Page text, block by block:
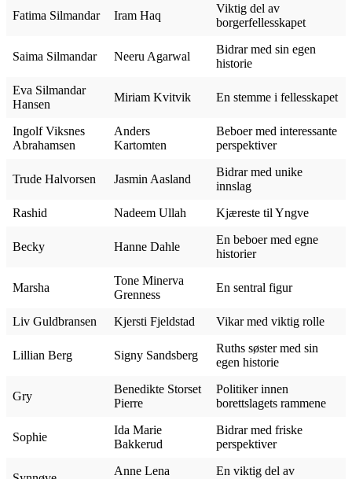
Fatima Silmandar Iram Haq
Viktig del av
borgerfellesskapet
Saima Silmandar Neeru Agarwal
Bidrar med sin egen
historie
Eva Silmandar
Hansen
Miriam Kvitvik En stemme i fellesskapet
Ingolf Viksnes
Abrahamsen
Anders
Kartomten
Beboer med interessante
perspektiver
Trude Halvorsen Jasmin Aasland
Bidrar med unike
innslag
Rashid
Nadeem Ullah Kjæreste til Yngve
Becky Hanne Dahle
En beboer med egne
historier
Marsha
Tone Minerva
Grenness
En sentral figur
Liv Guldbransen Kjersti Fjeldstad Vikar med viktig rolle
Lillian Berg Signy Sandsberg
Ruths søster med sin
egen historie
Gry
Benedikte Storset
Pierre
Politiker innen
borettslagets rammene
Sophie
Ida Marie
Bakkerud
Bidrar med friske
perspektiver
Anne Lena
En viktig del av